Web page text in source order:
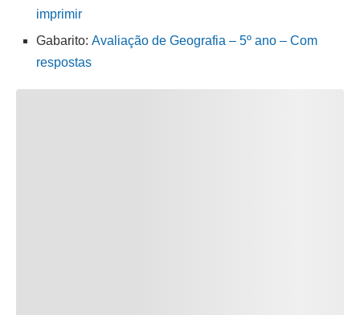
imprimir
Gabarito: Avaliação de Geografia – 5º ano – Com
respostas